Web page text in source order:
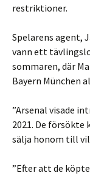
restriktioner.
Spelarens agent,
vann ett
sommaren, där
Bayern München
”Arsenal visade
2021. De
sälja honom till
”Efter att de